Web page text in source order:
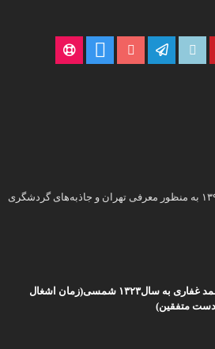
سایت تهران شناسی در سال ۱۳۹۵ به منظور معرفی تهران و جاذبه‌های گردشگری
نقشه محمد غفاری به سال۱۳۲۳ شمسی(زمان اشغال
دست متفقین)